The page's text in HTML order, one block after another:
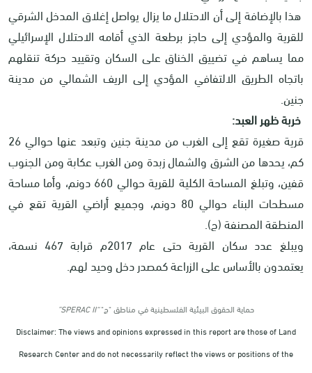
هذا بالإضافة إلى أن الاحتلال ما يزال يواصل إغلاق المدخل الشرقي
للقرية والمؤدي إلى حاجز برطعة الذي أقامه الاحتلال الإسرائيلي
مما يساهم في تضييق الخناق على السكان وتقييد حركة تنقلهم
باتجاه الطريق الالتفافي المؤدي إلى الريف الشمالي من مدينة
جنين.
خربة ظهر العبد:
قرية صغيرة تقع إلى الغرب من مدينة جنين وتبعد عنها حوالي 26
كم، يحدها من الشرق والشمال زبدة ومن الغرب عكابة ومن الجنوب
قفين، وتبلغ المساحة الكلية للقرية حوالي 660 دونم، وأما مساحة
مسطحات البناء حوالي 80 دونم، وجميع أراضي القرية تقع في
المنطقة المصنفة (ج).
ويبلغ عدد سكان القرية حتى عام 2017م قرابة 467 نسمة،
يعتمدون بالأساس على الزراعة كمصدر دخل وحيد لهم.
حماية الحقوق البيئية الفلسطينية في مناطق "ج"“SPERAC II”
Disclaimer: The views and opinions expressed in this report are those of Land
Research Center and do not necessarily reflect the views or positions of the